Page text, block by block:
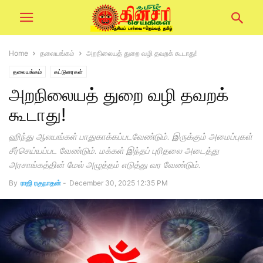
Home தலையங்கம் அறநிலையத் துறை வழி தவறக் கூடாது!
தலையங்கம் கட்டுரைகள்
அறநிலையத் துறை வழி தவறக்
கூடாது!
ஹிந்து ஆலயங்கள் பாதுகாக்கப்படவேண்டும். இருக்கும் அமைப்புகள்
சீர்செய்யப்பட வேண்டும். மக்கள் இந்தப் புரிதலை அடைத்து
அரசாங்கத்தின் மேல் அழுத்தம் எடுத்து வர வேண்டும்.
By ராஜி ரகுநாதன் - December 30, 2025 12:35 PM